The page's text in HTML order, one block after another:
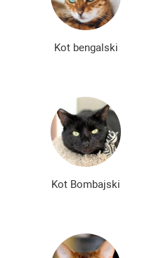
Kot bengalski
Kot Bombajski